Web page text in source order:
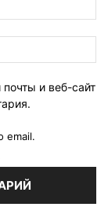
и веб-сайт
email.